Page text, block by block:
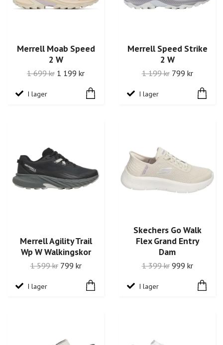
Merrell Moab Speed
2 W
1 699 kr 1 199 kr
I lager
Merrell Speed Strike
2 W
1 199 kr 799 kr
I lager
Merrell Agility Trail
Wp W Walkingskor
1 599 kr 799 kr
I lager
Skechers Go Walk
Flex Grand Entry
Dam
1 399 kr 999 kr
I lager